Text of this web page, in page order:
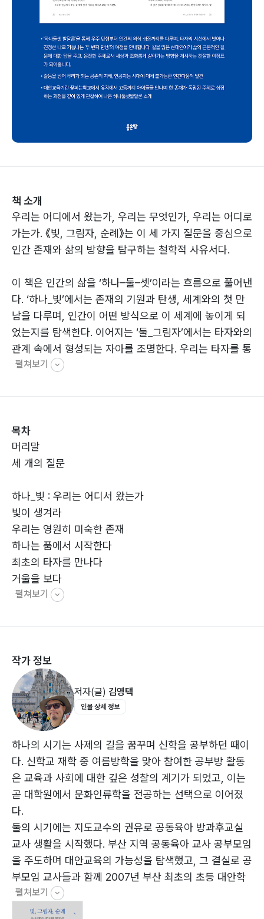
책 소개
우리는 어디에서 왔는가, 우리는 무엇인가, 우리는 어디로
가는가. 《빛, 그림자, 순례》는 이 세 가지 질문을 중심으로
인간 존재와 삶의 방향을 탐구하는 철학적 사유서다.
이 책은 인간의 삶을 ‘하나–둘–셋’이라는 흐름으로 풀어낸
다. ‘하나_빛’에서는 존재의 기원과 탄생, 세계와의 첫 만
남을 다루며, 인간이 어떤 방식으로 이 세계에 놓이게 되
었는지를 탐색한다. 이어지는 ‘둘_그림자’에서는 타자와의
관계 속에서 형성되는 자아를 조명한다. 우리는 타자를 통
해 자신을 인식하고, 관계 속에서 갈등하고 성장하며
‘과정으로서의 여정’으로 바라본다. 걷고 또 걷는 반복 속
에서, 우리는 스스로에게 질문을 던지고 결국 그 질문을
내려놓는 법을 배우게 된다.
이 책은 나라는 존재는 고정된 실체가 아니라 타자와의 관
계 속에서 끊임없이 생성되는 존재이며, 삶은 그 관계와
성찰을 통해 완성되어 가는 과정임을 이야기한다. 《빛, 그
림자, 순례》는 삶의 갈림길에서 방을 묻는 이들에게, 생각
의 출발점이 되어 주는 책이다.
펼쳐보기
목차
머리말
세 개의 질문
하나_빛 : 우리는 어디서 왔는가
빛이 생겨라
우리는 영원히 미숙한 존재
하나는 품에서 시작한다
최초의 타자를 만나다
거울을 보다
거울에 빠지다
말하는 대로
아버지의 이름으로
가족의 탄생
개인의 발견
새는 알에서 나오려고 투쟁한다
타자는 천사인가, 악마인가
타자와 거리 유지
둘이 등장하는 무대
둘에서 셋으로
셋_순례 : 우리는 어디로 가는가
우리로서 하나
환대하는 우리
우리는 어디로 가는가
맺음말: 우리가 등장할 순간
펼쳐보기
작가 정보
저자(글) 김영택
인물 상세 정보
하나의 시기는 사제의 길을 꿈꾸며 신학을 공부하던 때이
다. 신학교 재학 중 여름방학을 맞아 참여한 공부방 활동
은 교육과 사회에 대한 깊은 성찰의 계기가 되었고, 이는
곧 대학원에서 문화인류학을 전공하는 선택으로 이어졌
다.
둘의 시기에는 지도교수의 권유로 공동육아 방과후교실
교사 생활을 시작했다. 부산 지역 공동육아 교사 공부모임
을 주도하며 대안교육의 가능성을 탐색했고, 그 결실로 공
부모임 교사들과 함께 2007년 부산 최초의 초등 대안학
교인 ‘꽃피는학교’를 설립했다.
셋의 시기는 꽃피는학교 교사로서 학생들과 호흡하는 삶
펼쳐보기